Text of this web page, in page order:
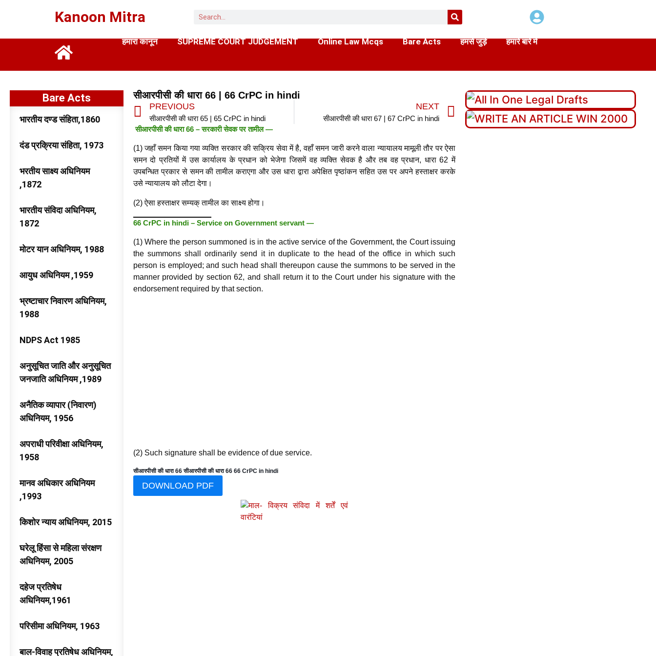
Kanoon Mitra
हमारा कानून SUPREME COURT JUDGEMENT Online Law Mcqs Bare Acts हमसे जुड़े हमारे बारे में
Bare Acts
भारतीय दण्ड संहिता,1860
दंड प्रक्रिया संहिता, 1973
भरतीय साक्ष्य अधिनियम
,1872
भारतीय संविदा अधिनियम,
1872
मोटर यान अधिनियम, 1988
आयुध अधिनियम ,1959
भ्रष्टाचार निवारण अधिनियम,
1988
NDPS Act 1985
अनुसूचित जाति और अनुसूचित
जनजाति अधिनियम ,1989
अनैतिक व्यापार (निवारण)
अधिनियम, 1956
अपराधी परिवीक्षा अधिनियम,
1958
मानव अधिकार अधिनियम
,1993
किशोर न्याय अधिनियम, 2015
घरेलू हिंसा से महिला संरक्षण
अधिनियम, 2005
दहेज प्रतिषेध
अधिनियम,1961
परिसीमा अधिनियम, 1963
बाल-विवाह प्रतिषेध अधिनियम,
सीआरपीसी की धारा 66 | 66 CrPC in hindi
PREVIOUS
सीआरपीसी की धारा 65 | 65 CrPC in hindi
NEXT
सीआरपीसी की धारा 67 | 67 CrPC in hindi
सीआरपीसी की धारा 66 – सरकारी सेवक पर तामील —
(1) जहाँ समन किया गया व्यक्ति सरकार की सक्रिय सेवा में है, वहाँ समन जारी करने वाला न्यायालय मामूली तौर पर ऐसा
समन दो प्रतियों में उस कार्यालय के प्रधान को भेजेगा जिसमें वह व्यक्ति सेवक है और तब वह प्रधान, धारा 62 में
उपबन्धित प्रकार से समन की तामील कराएगा और उस धारा द्वारा अपेक्षित पृष्ठांकन सहित उस पर अपने हस्ताक्षर करके
उसे न्यायालय को लौटा देगा।
(2) ऐसा हस्ताक्षर सम्यक् तामील का साक्ष्य होगा।
66 CrPC in hindi – Service on Government servant —
(1) Where the person summoned is in the active service of the Government, the Court issuing
the summons shall ordinarily send it in duplicate to the head of the office in which such
person is employed; and such head shall thereupon cause the summons to be served in the
manner provided by section 62, and shall return it to the Court under his signature with the
endorsement required by that section.
(2) Such signature shall be evidence of due service.
सीआरपीसी की धारा 66 सीआरपीसी की धारा 66 66 CrPC in hindi
DOWNLOAD PDF